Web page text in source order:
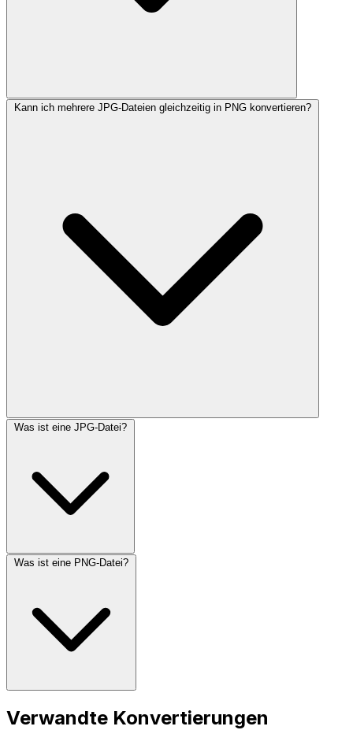
Kann ich mehrere JPG-Dateien gleichzeitig in PNG konvertieren?
Was ist eine JPG-Datei?
Was ist eine PNG-Datei?
Verwandte Konvertierungen